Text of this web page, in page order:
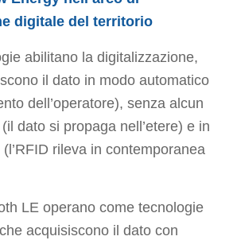
digitale del territorio
abilitano la digitalizzazione,
il dato in modo automatico
dell’operatore), senza alcun
dato si propaga nell’etere) e in
rileva in contemporanea
LE operano come tecnologie
acquisiscono il dato con